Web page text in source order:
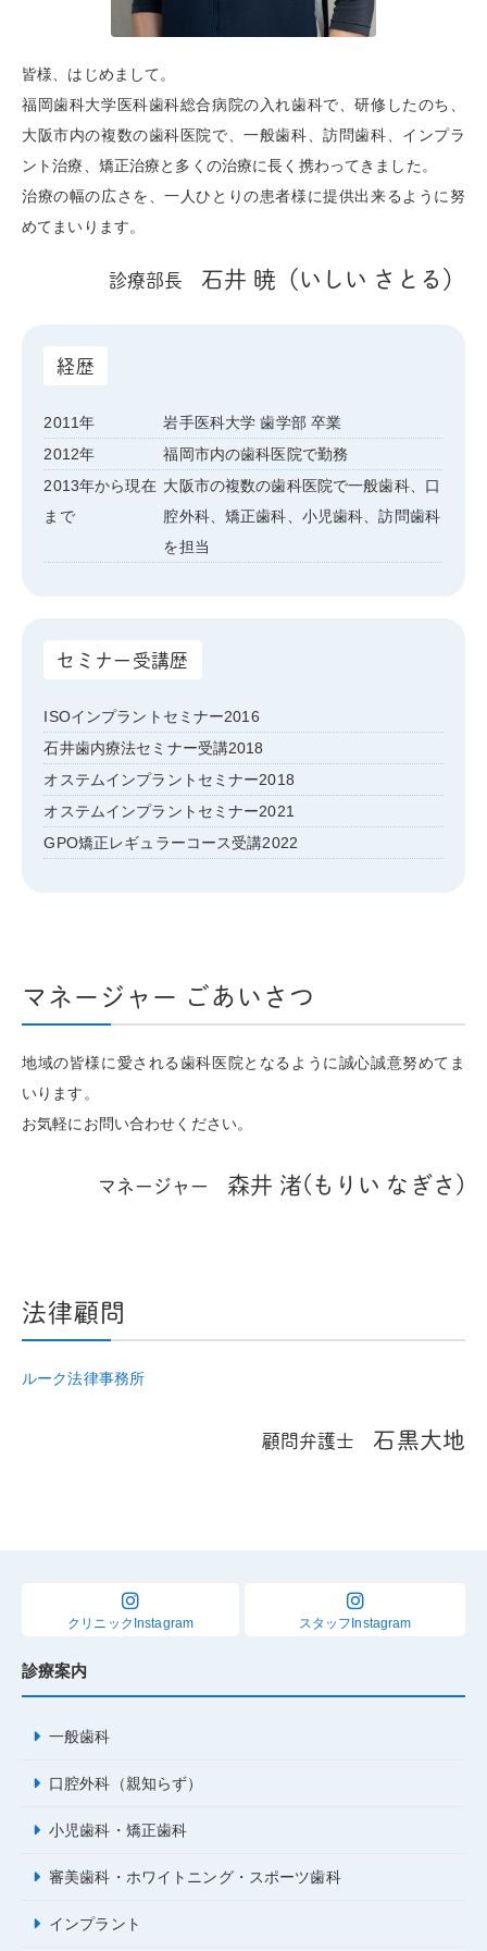
皆様、はじめまして。
福岡歯科大学医科歯科総合病院の入れ歯科で、研修したのち、
大阪市内の複数の歯科医院で、一般歯科、訪問歯科、インプラ
ント治療、矯正治療と多くの治療に長く携わってきました。
治療の幅の広さを、一人ひとりの患者様に提供出来るように努
めてまいります。
診療部長 石井 暁（いしい さとる）
経歴
2011年
岩手医科大学 歯学部 卒業
2012年
福岡市内の歯科医院で勤務
2013年から現在
まで
大阪市の複数の歯科医院で一般歯科、口
腔外科、矯正歯科、小児歯科、訪問歯科
を担当
セミナー受講歴
ISOインプラントセミナー2016
石井歯内療法セミナー受講2018
オステムインプラントセミナー2018
オステムインプラントセミナー2021
GPO矯正レギュラーコース受講2022
マネージャー ごあいさつ
地域の皆様に愛される歯科医院となるように誠心誠意努めてま
いります。
お気軽にお問い合わせください。
マネージャー 森井 渚(もりい なぎさ)
法律顧問
ルーク法律事務所
顧問弁護士 石黒大地
クリニックInstagram スタッフInstagram
診療案内
一般歯科
口腔外科（親知らず）
小児歯科・矯正歯科
審美歯科・ホワイトニング・スポーツ歯科
インプラント